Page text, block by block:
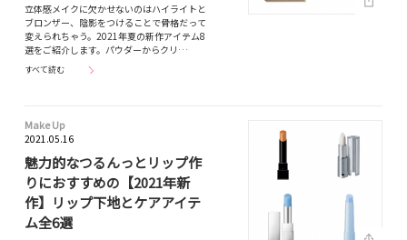
立体感メイクに欠かせないのはハイライトと
ブロンザー、陰影をつけることで骨格だって
変えられちゃう。2021年夏の新作アイテム8
選をご紹介します。パウダーからクリ…
すべて読む
Make Up
2021.05.16
魅力的なつるんっとリップ作
りにおすすめの【2021年新
作】リップ下地とケアアイテ
ム全6選